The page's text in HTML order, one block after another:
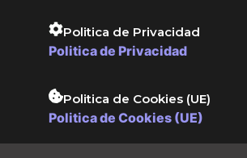
Politica de Privacidad
Politica de Privacidad
Politica de Cookies (UE)
Politica de Cookies (UE)